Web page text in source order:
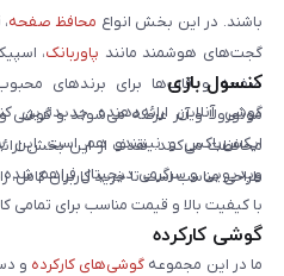
باشند. در این بخش انواع محافظ صفحه
گجت‌های هوشمند مانند پاوربانک،
صفحه و قاب‌ها برای برندهای محبوب
موتورولا و آنر عرضه می‌شوند و گوشی
محافظت می‌کنند. هدف از این بخش ارائه
طراحی مناسب است تا خرید کاربران
کنسول بازی
گوشی آنلاین ارائه‌دهنده
ایکس‌باکس و نینتندو هم است. این
ویدیویی و سرگرمی دیجیتال فراهم
با کیفیت بالا و قیمت مناسب برای تمامی
گوشی کارکرده
ما در این مجموعه گوشی‌های کارکرده و